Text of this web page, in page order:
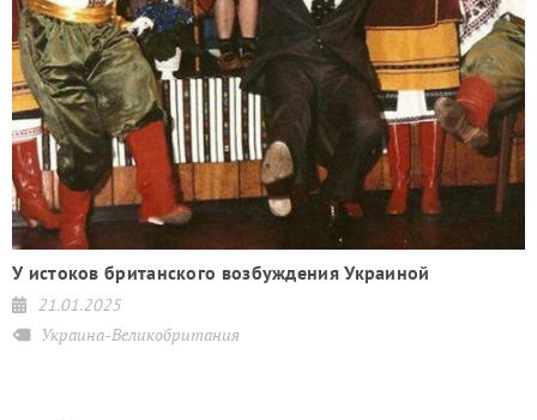
У истоков британского возбуждения Украиной
21.01.2025
Украина-Великобритания